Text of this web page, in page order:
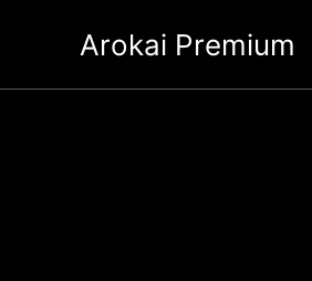
Arokai Premium